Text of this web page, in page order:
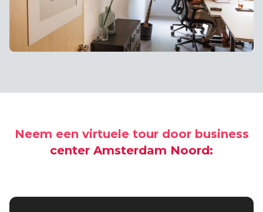
Neem een virtuele tour door business
center Amsterdam Noord: